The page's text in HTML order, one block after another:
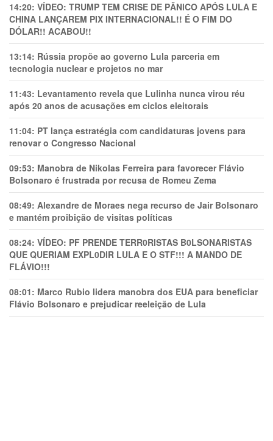
14:20: VÍDEO: TRUMP TEM CRlSE DE PÂNlCO APÓS LULA E
CHINA LANÇAREM PIX INTERNACIONAL!! É O FIM DO
DÓLAR!! ACABOU!!
13:14: Rússia propõe ao governo Lula parceria em
tecnologia nuclear e projetos no mar
11:43: Levantamento revela que Lulinha nunca virou réu
após 20 anos de acusações em ciclos eleitorais
11:04: PT lança estratégia com candidaturas jovens para
renovar o Congresso Nacional
09:53: Manobra de Nikolas Ferreira para favorecer Flávio
Bolsonaro é frustrada por recusa de Romeu Zema
08:49: Alexandre de Moraes nega recurso de Jair Bolsonaro
e mantém proibição de visitas políticas
08:24: VÍDEO: PF PRENDE TERR0RlSTAS B0LSONARlSTAS
QUE QUERIAM EXPL0DlR LULA E O STF!!! A MANDO DE
FLÁVIO!!!
08:01: Marco Rubio lidera manobra dos EUA para beneficiar
Flávio Bolsonaro e prejudicar reeleição de Lula